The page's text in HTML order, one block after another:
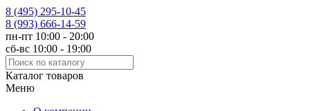
8 (495) 295-10-45
8 (993) 666-14-59
пн-пт 10:00 - 20:00
сб-вс 10:00 - 19:00
Каталог товаров
Меню